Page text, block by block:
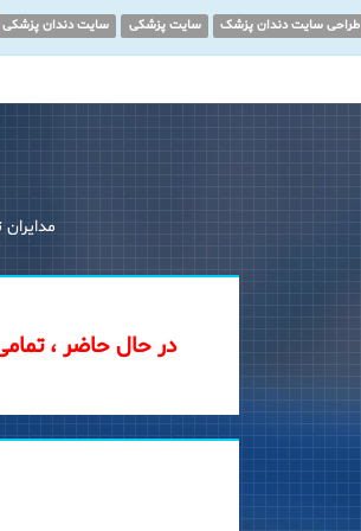
طراحی سایت دندان پزشک سایت پزشکی سایت دندان پزشکی
در حال حاضر ،